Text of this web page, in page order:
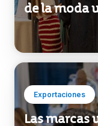
Exportaciones
Expertas
de la moda